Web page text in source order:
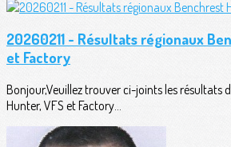
20260211 - Résultats régionaux
et Factory
Bonjour,Veuillez trouver ci-joints les résultats
Hunter, VFS et Factory...